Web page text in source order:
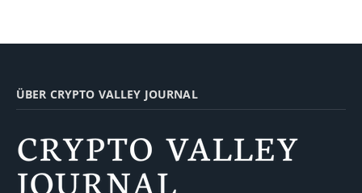
ÜBER CRYPTO VALLEY JOURNAL